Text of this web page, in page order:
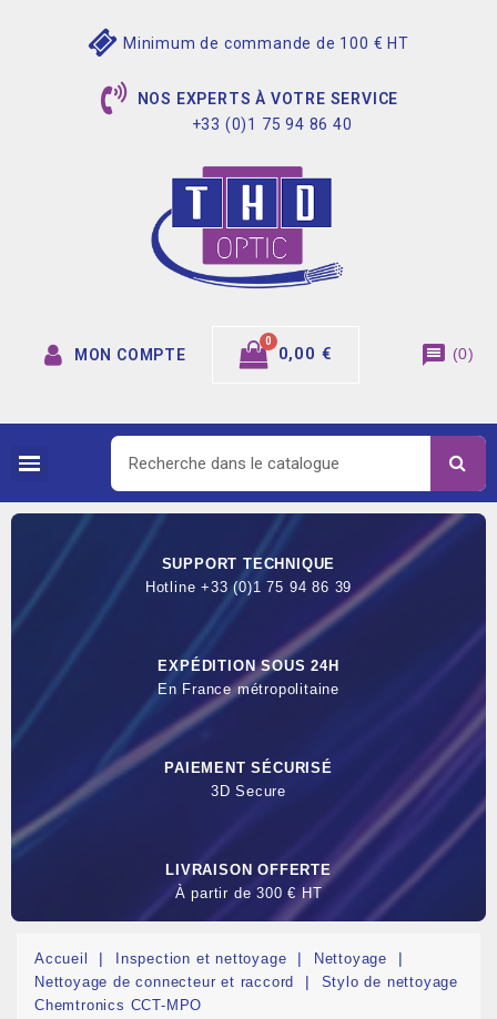
Minimum de commande de 100 € HT
NOS EXPERTS À VOTRE SERVICE
+33 (0)1 75 94 86 40
MON COMPTE 0,00 € message (0)
SUPPORT TECHNIQUE
Hotline +33 (0)1 75 94 86 39
EXPÉDITION SOUS 24H
En France métropolitaine
PAIEMENT SÉCURISÉ
3D Secure
LIVRAISON OFFERTE
À partir de 300 € HT
Accueil Inspection et nettoyage
Nettoyage
Nettoyage de connecteur et raccord
Stylo de nettoyage
Chemtronics CCT-MPO